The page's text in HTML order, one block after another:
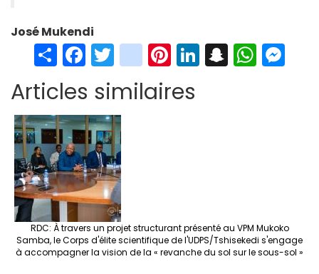
José Mukendi
S
h
ar
e
Fa
ce
b
o
o
k
T
wi
tt
er
in
st
ag
Pi
er
Li S W
Articles similaires
RDC: À travers un projet structurant présenté au VPM Mukoko
Samba, le Corps d'élite scientifique de l'UDPS/Tshisekedi s'engage
à accompagner la vision de la « revanche du sol sur le sous-sol »